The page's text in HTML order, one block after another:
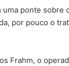
ponte sobre
por pouco o
Frahm, o